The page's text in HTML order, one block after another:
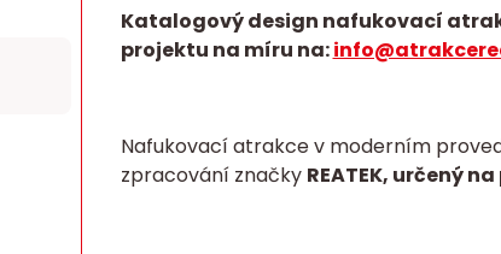
Katalogový design nafukovací
projektu na míru na:
Nafukovací atrakce v moderním
zpracování značky REATEK, určený